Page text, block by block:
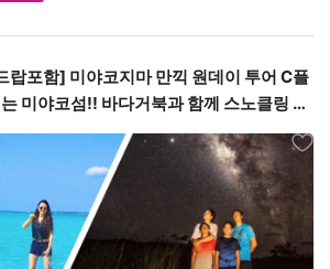
포함] 미야코지마 만끽 원데이 투어 C플
미야코섬!! 바다거북과 함께 스노클링 투
투어